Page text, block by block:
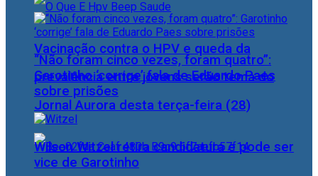
Vacinação contra o HPV e queda da
prevalência entre jovens serão tema do
Jornal Aurora desta terça-feira (28)
“Não foram cinco vezes, foram quatro”:
Garotinho ‘corrige’ fala de Eduardo Paes
sobre prisões
Wilson Witzel retira candidatura e pode ser
vice de Garotinho